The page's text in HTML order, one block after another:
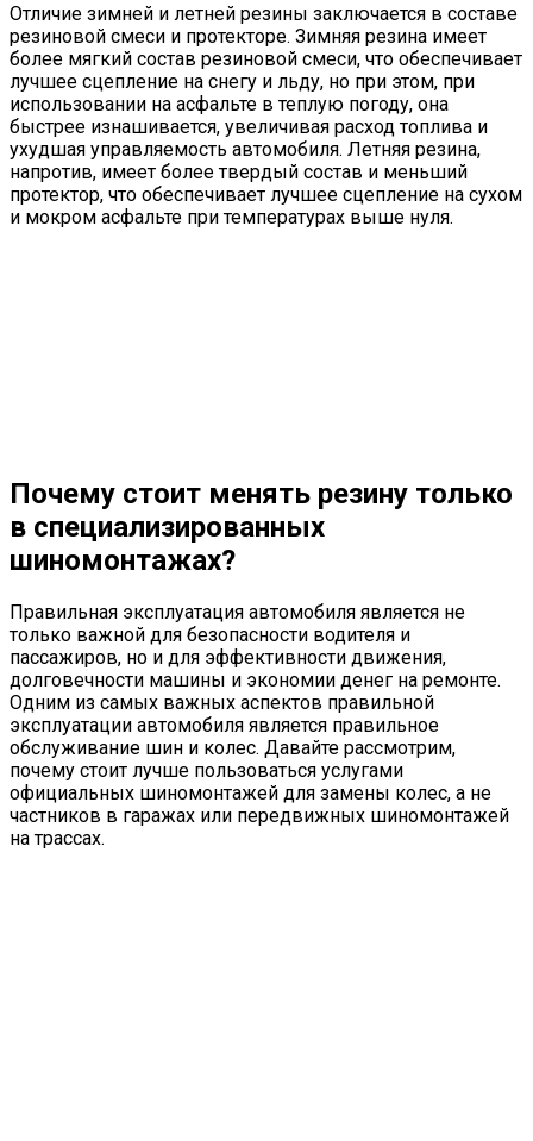
Отличие зимней и летней резины заключается в составе
резиновой смеси и протекторе. Зимняя резина имеет
более мягкий состав резиновой смеси, что обеспечивает
лучшее сцепление на снегу и льду, но при этом, при
использовании на асфальте в теплую погоду, она
быстрее изнашивается, увеличивая расход топлива и
ухудшая управляемость автомобиля. Летняя резина,
напротив, имеет более твердый состав и меньший
протектор, что обеспечивает лучшее сцепление на сухом
и мокром асфальте при температурах выше нуля.
Почему стоит менять резину только
в специализированных
шиномонтажах?
Правильная эксплуатация автомобиля является не
только важной для безопасности водителя и
пассажиров, но и для эффективности движения,
долговечности машины и экономии денег на ремонте.
Одним из самых важных аспектов правильной
эксплуатации автомобиля является правильное
обслуживание шин и колес. Давайте рассмотрим,
почему стоит лучше пользоваться услугами
официальных шиномонтажей для замены колес, а не
частников в гаражах или передвижных шиномонтажей
на трассах.